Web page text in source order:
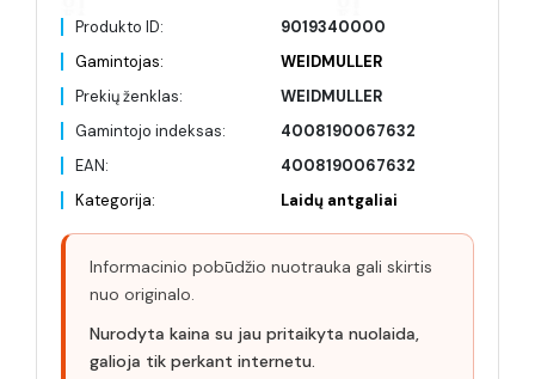
Produkto ID:
9019340000
Gamintojas:
WEIDMULLER
Prekių ženklas:
WEIDMULLER
Gamintojo indeksas:
4008190067632
EAN:
4008190067632
Kategorija:
Laidų antgaliai
Informacinio pobūdžio nuotrauka gali skirtis
nuo originalo.
Nurodyta kaina su jau pritaikyta nuolaida,
galioja tik perkant internetu.